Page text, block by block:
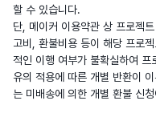
할 수 있습니다.
단, 메이커 이용약관 상 프로젝
고비, 환불비용 등이 해당 프로
적인 이행 여부가 불확실하여
유의 적용에 따른 개별 반환이
는 미배송에 의한 개별 환불 신